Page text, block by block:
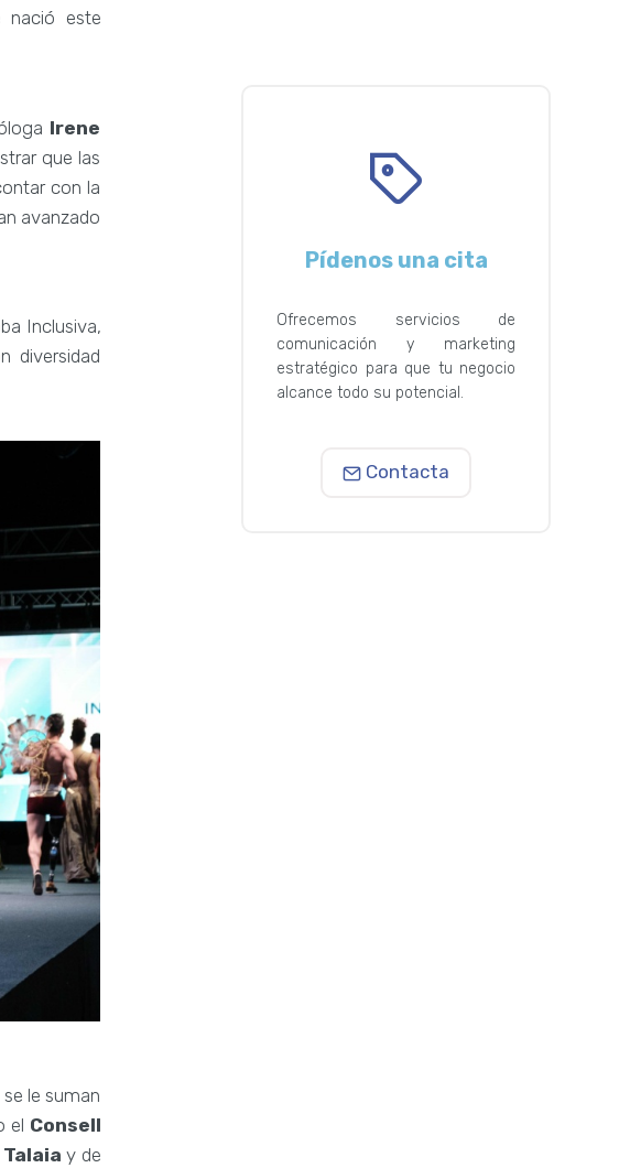
nació este
Irene
que las
con la
avanzado
Inclusiva,
diversidad
le suman
el Consell
Talaiay de
Pídenos una cita
Ofrecemos servicios de
comunicación y marketing
estratégico para que tu negocio
alcance todo su potencial.
Contacta